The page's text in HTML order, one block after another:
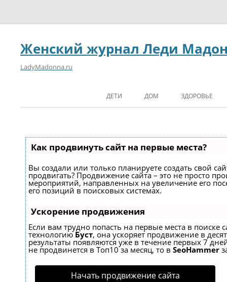
Женский журнал Леди
LadyMadonna.ru
ДЕТИ ДОМ ЗДОРОВЬЕ
Как продвинуть сайт на первые места?
Вы создали или только планируете создать свой
продвигать? Продвижение сайта – это не просто
мероприятий, направленных на увеличение его
его позиций в поисковых системах.
Ускорение продвижения
Если вам трудно попасть на первые места в поиске
технологиюБуст, она ускоряет продвижение в
результаты появляются уже в течение первых 7
не продвинется в Топ10 за месяц, то в SeoHammer
Начать продвижение сайта